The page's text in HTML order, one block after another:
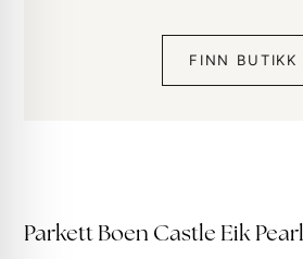
FINN BUTIKK
Parkett Boen Castle Eik